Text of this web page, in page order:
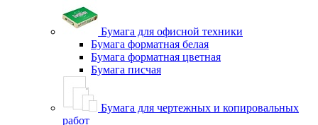
Бумага для офисной техники
Бумага форматная белая
Бумага форматная цветная
Бумага писчая
Бумага для чертежных и копировальных
работ